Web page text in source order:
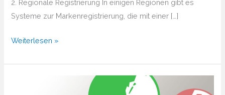
2. Regionale Registrierung In einigen Regionen gibt es
Systeme zur Markenregistrierung, die mit einer […]
Wie
sich
Weiterlesen »